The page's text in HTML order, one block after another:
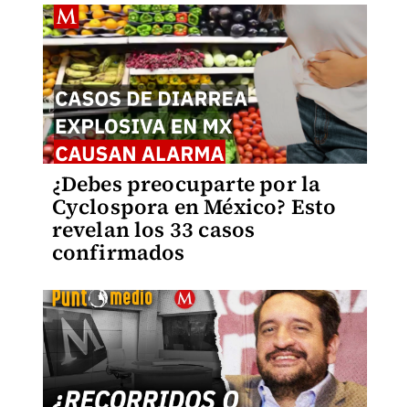
¿Debes preocuparte por la
Cyclospora en México? Esto
revelan los 33 casos
confirmados